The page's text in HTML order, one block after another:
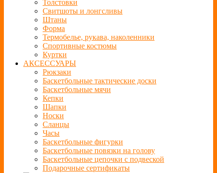
Толстовки
Свитшоты и лонгсливы
Штаны
Форма
Термобелье, рукава, наколенники
Спортивные костюмы
Куртки
АКСЕССУАРЫ
Рюкзаки
Баскетбольные тактические доски
Баскетбольные мячи
Кепки
Шапки
Носки
Сланцы
Часы
Баскетбольные фигурки
Баскетбольные повязки на голову
Баскетбольные цепочки с подвеской
Подарочные сертификаты